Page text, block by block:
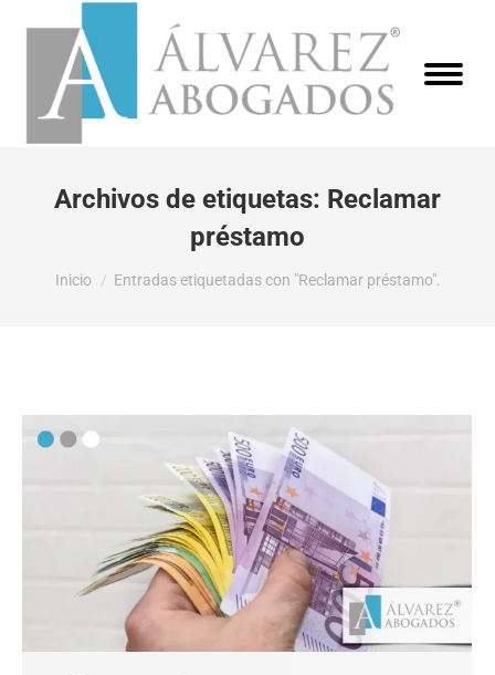
Archivos de etiquetas: Reclamar
préstamo
Estás aquí:
Inicio Entradas etiquetadas con "Reclamar préstamo".